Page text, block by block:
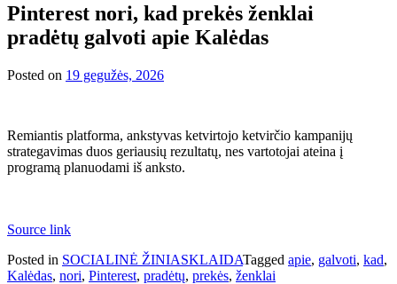
Pinterest nori, kad prekės ženklai
pradėtų galvoti apie Kalėdas
Posted on 19 gegužės, 2026
Remiantis platforma, ankstyvas ketvirtojo ketvirčio kampanijų
strategavimas duos geriausių rezultatų, nes vartotojai ateina į
programą planuodami iš anksto.
Source link
Posted in SOCIALINĖ ŽINIASKLAIDATagged apie, galvoti, kad,
Kalėdas, nori, Pinterest, pradėtų, prekės, ženklai